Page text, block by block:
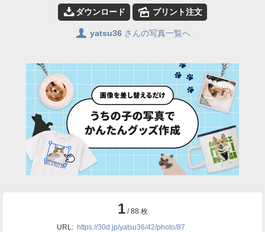
📥ダウンロード 🌄 プリント注文
👤 yatsu36さんの写真一覧へ
1 / 88 枚
URL: https://30d.jp/yatsu36/42/photo/87